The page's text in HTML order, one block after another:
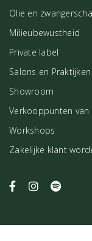
Olie en
Milieubewustheid
Private label
Salons en Praktijken
Showroom
Verkooppunten
Workshops
Zakelijke klant